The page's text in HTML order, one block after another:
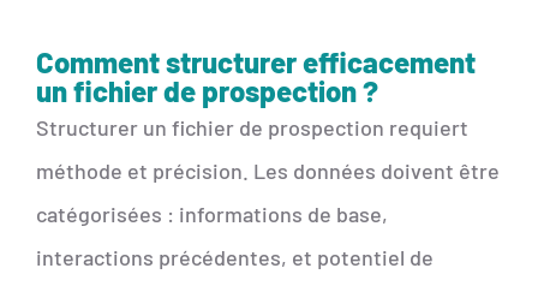
Comment structurer efficacement
un fichier de prospection ?
Structurer un fichier de prospection requiert
méthode et précision. Les données doivent être
catégorisées : informations de base,
interactions précédentes, et potentiel de